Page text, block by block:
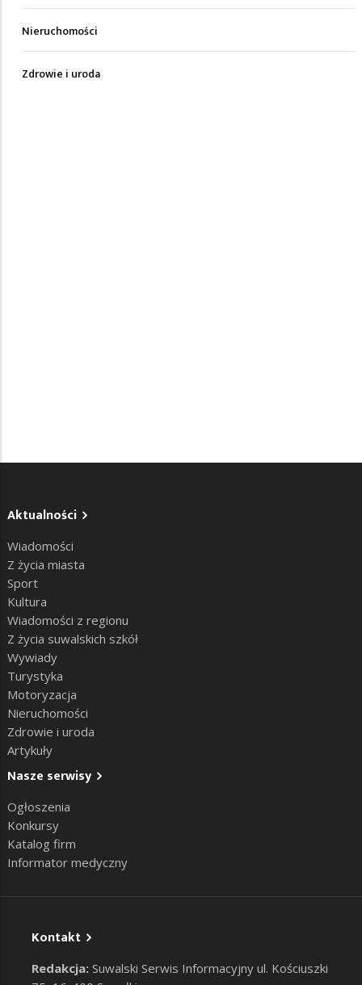
Nieruchomości
Zdrowie i uroda
Aktualności
Wiadomości
Z życia miasta
Sport
Kultura
Wiadomości z regionu
Z życia suwalskich szkół
Wywiady
Turystyka
Motoryzacja
Nieruchomości
Zdrowie i uroda
Artykuły
Nasze serwisy
Ogłoszenia
Konkursy
Katalog firm
Informator medyczny
Kontakt
Redakcja: Suwalski Serwis Informacyjny ul. Kościuszki